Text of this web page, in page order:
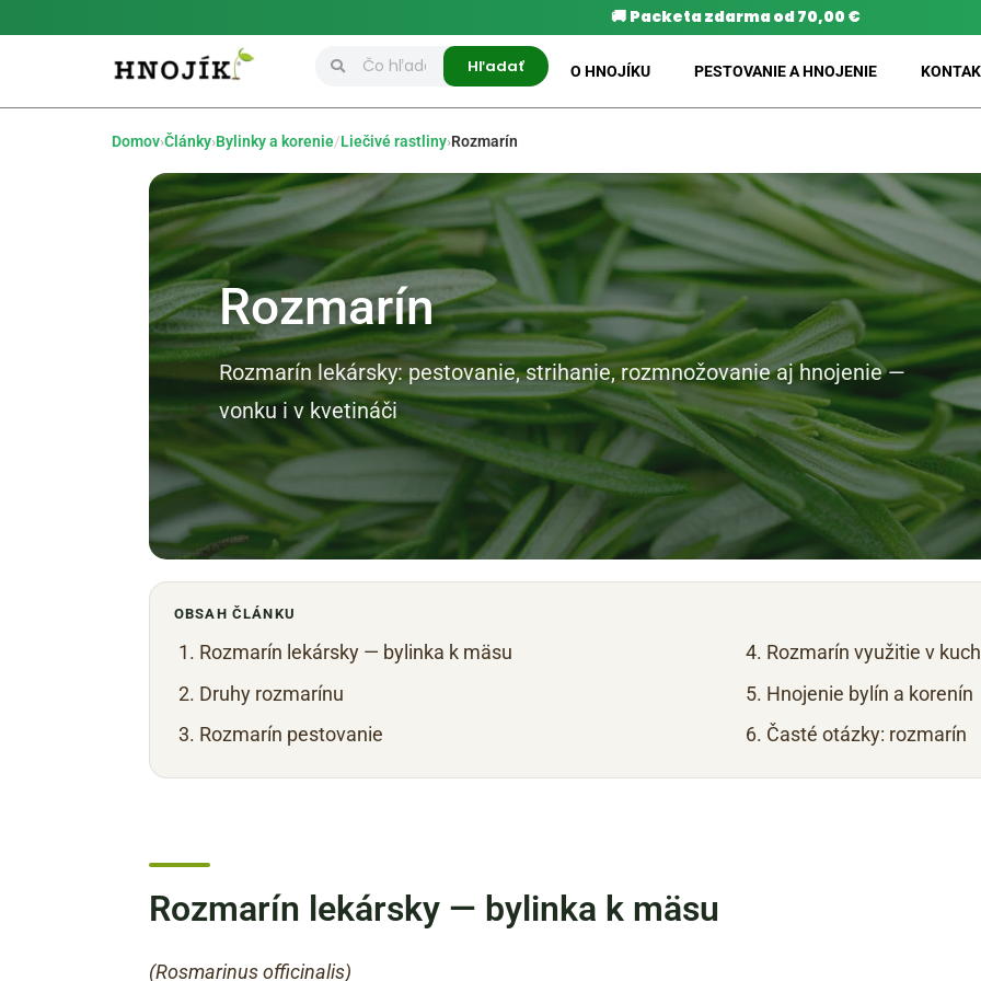
🚚 Packeta zdarma od 70,00 €
Hľadať O HNOJÍKU PESTOVANIE A HNOJENIE
Domov›Články›Bylinky a korenie/Liečivé rastliny›Rozmarín
Rozmarín
Rozmarín lekársky: pestovanie, strihanie, rozmnožovanie aj hnojenie —
vonku i v kvetináči
OBSAH ČLÁNKU
Rozmarín lekársky — bylinka k mäsu
Druhy rozmarínu
Rozmarín pestovanie
Rozmarín využitie v
Hnojenie bylín a korenín
Časté otázky: rozmarín
Rozmarín lekársky — bylinka k mäsu
(Rosmarinus officinalis)